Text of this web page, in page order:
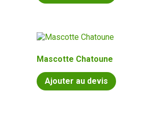
Mascotte Chatoune
Ajouter au devis